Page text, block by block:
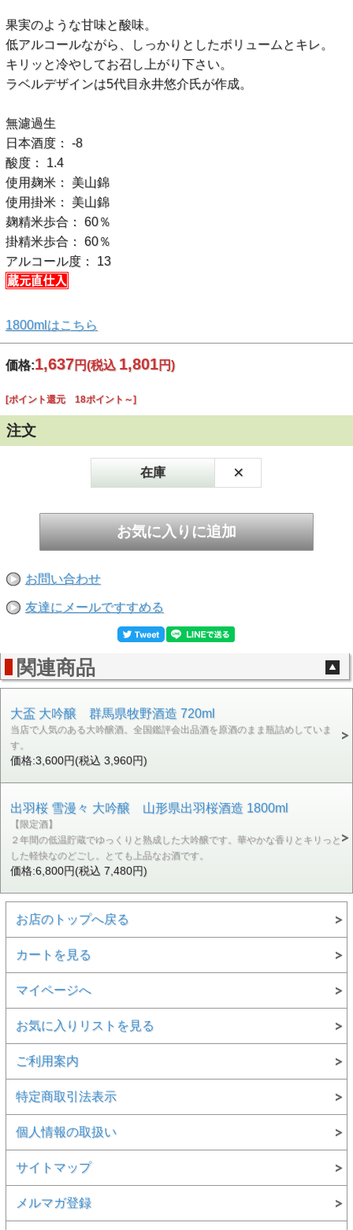
果実のような甘味と酸味。
低アルコールながら、しっかりとしたボリュームとキレ。
キリッと冷やしてお召し上がり下さい。
ラベルデザインは5代目永井悠介氏が作成。
無濾過生
日本酒度： -8
酸度： 1.4
使用麹米： 美山錦
使用掛米： 美山錦
麹精米歩合： 60％
掛精米歩合： 60％
アルコール度： 13
1800mlはこちら
価格:1,637円(税込 1,801円)
[ポイント還元 18ポイント～]
注文
在庫 ×
お問い合わせ
友達にメールですすめる
関連商品
大盃 大吟醸 群馬県牧野酒造 720ml
当店で人気のある大吟醸酒。全国鑑評会出品酒を原酒のまま瓶詰めしていま
す。
価格:3,600円(税込 3,960円)
出羽桜 雪漫々 大吟醸 山形県出羽桜酒造 1800ml
【限定酒】
２年間の低温貯蔵でゆっくりと熟成した大吟醸です。華やかな香りとキリっと
した軽快なのどごし。とても上品なお酒です。
価格:6,800円(税込 7,480円)
お店のトップへ戻る
カートを見る
マイページへ
お気に入りリストを見る
ご利用案内
特定商取引法表示
個人情報の取扱い
サイトマップ
メルマガ登録